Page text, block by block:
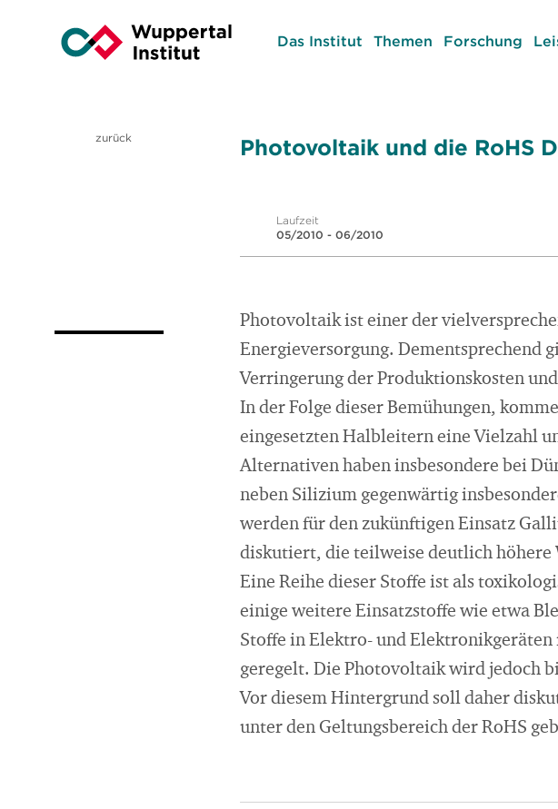
Das Institut Themen Forschung
zurück Photovoltaik und die RoHS
Laufzeit
05/2010 - 06/2010
Photovoltaik ist einer der
Energieversorgung. Dementsprechend
Verringerung der Produktionskosten
In der Folge dieser Bemühungen,
eingesetzten Halbleitern eine Vielzahl
Alternativen haben insbesondere bei
neben Silizium gegenwärtig
werden für den zukünftigen Einsatz
diskutiert, die teilweise deutlich höhere
Eine Reihe dieser Stoffe ist als
einige weitere Einsatzstoffe wie etwa
Stoffe in Elektro- und
geregelt. Die Photovoltaik wird jedoch
Vor diesem Hintergrund soll daher
unter den Geltungsbereich der RoHS